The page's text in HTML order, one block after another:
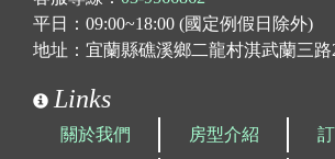
平日：09:00~18:00 (國定例假日除外)
地址：宜蘭縣礁溪鄉二龍村淇武蘭三路
Links
關於我們 房型介紹